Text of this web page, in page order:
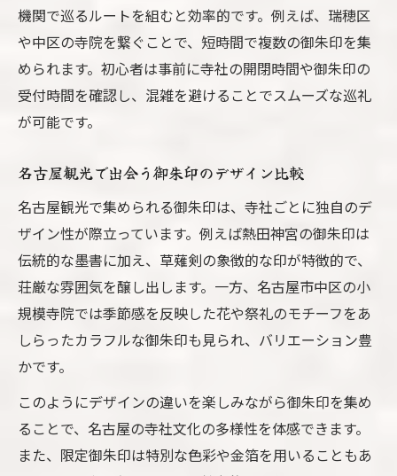
機関で巡るルートを組むと効率的です。例えば、瑞穂区
や中区の寺院を繋ぐことで、短時間で複数の御朱印を集
められます。初心者は事前に寺社の開閉時間や御朱印の
受付時間を確認し、混雑を避けることでスムーズな巡礼
が可能です。
名古屋観光で出会う御朱印のデザイン比較
名古屋観光で集められる御朱印は、寺社ごとに独自のデ
ザイン性が際立っています。例えば熱田神宮の御朱印は
伝統的な墨書に加え、草薙剣の象徴的な印が特徴的で、
荘厳な雰囲気を醸し出します。一方、名古屋市中区の小
規模寺院では季節感を反映した花や祭礼のモチーフをあ
しらったカラフルな御朱印も見られ、バリエーション豊
かです。
このようにデザインの違いを楽しみながら御朱印を集め
ることで、名古屋の寺社文化の多様性を体感できます。
また、限定御朱印は特別な色彩や金箔を用いることもあ